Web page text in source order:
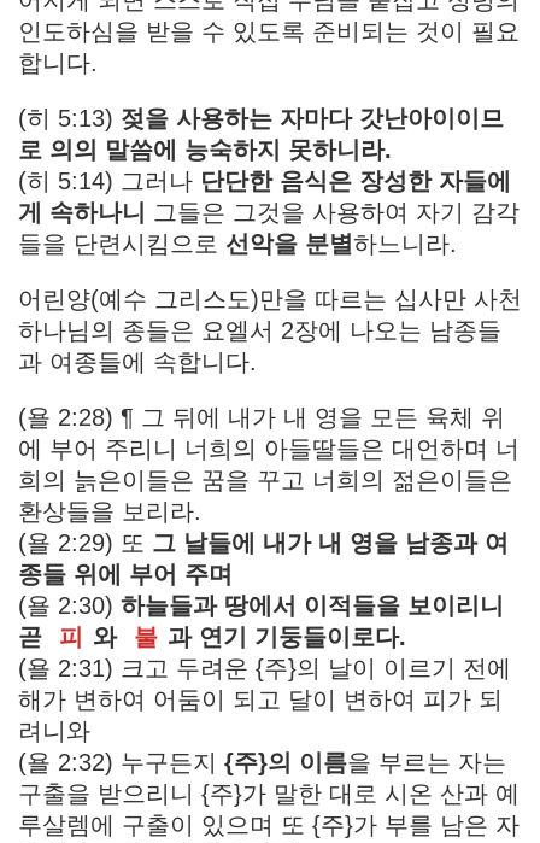
인도하심을 받을 수 있도록 준비되는 것이 필요
합니다.
(히 5:13) 젖을 사용하는 자마다 갓난아이이므
로 의의 말씀에 능숙하지 못하니라.
(히 5:14) 그러나 단단한 음식은 장성한 자들에
게 속하나니
그들은 그것을 사용하여 자기 감각
들을 단련시킴으로 선악을 분별하느니라.
어린양(예수 그리스도)만을 따르는 십사만 사천
하나님의 종들은 요엘서 2장에 나오는 남종들
과 여종들에 속합니다.
(욜 2:28) ¶ 그 뒤에 내가 내 영을 모든 육체 위
에 부어 주리니 너희의 아들딸들은 대언하며 너
희의 늙은이들은 꿈을 꾸고 너희의 젊은이들은
환상들을 보리라.
(욜 2:29) 또 그 날들에 내가 내 영을 남종과 여
종들 위에 부어 주며
(욜 2:30) 하늘들과 땅에서 이적들을 보이리니
곧
피 와 불 과 연기 기둥들이로다.
(욜 2:31) 크고 두려운 {주}의 날이 이르기 전에
해가 변하여 어둠이 되고 달이 변하여 피가 되
려니와
(욜 2:32) 누구든지 {주}의 이름을 부르는 자는
구출을 받으리니 {주}가 말한 대로 시온 산과 예
루살렘에 구출이 있으며 또 {주}가 부를 남은 자